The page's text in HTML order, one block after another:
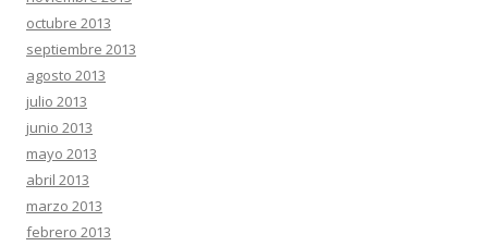
octubre 2013
septiembre 2013
agosto 2013
julio 2013
junio 2013
mayo 2013
abril 2013
marzo 2013
febrero 2013